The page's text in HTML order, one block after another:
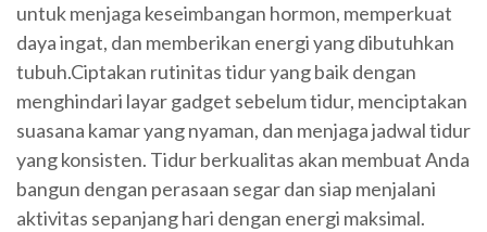
untuk menjaga keseimbangan hormon, memperkuat
daya ingat, dan memberikan energi yang dibutuhkan
tubuh.Ciptakan rutinitas tidur yang baik dengan
menghindari layar gadget sebelum tidur, menciptakan
suasana kamar yang nyaman, dan menjaga jadwal tidur
yang konsisten. Tidur berkualitas akan membuat Anda
bangun dengan perasaan segar dan siap menjalani
aktivitas sepanjang hari dengan energi maksimal.